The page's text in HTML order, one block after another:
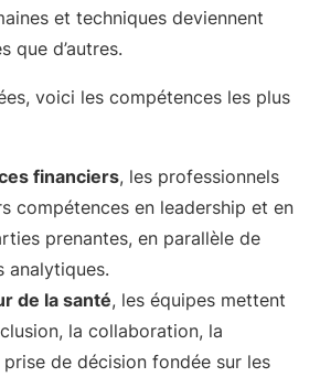
et techniques deviennent
que d’autres.
voici les compétences les plus
financiers, les professionnels
compétences en leadership et en
prenantes, en parallèle de
analytiques.
de la santé, les équipes mettent
la collaboration, la
de décision fondée sur les